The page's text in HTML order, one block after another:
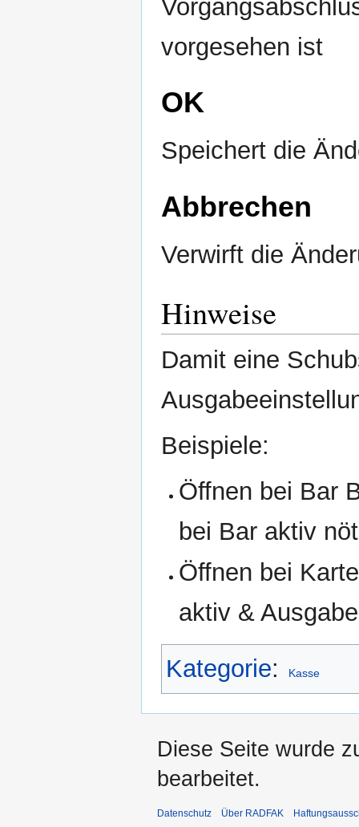
vorgesehen ist
OK
Speichert die
Abbrechen
Verwirft die
Hinweise
Damit eine
Beispiele:
Öffnen bei Bar
bei Bar aktiv
Öffnen bei
aktiv &
Kategorie: Kasse
Diese Seite wurde
bearbeitet.
Datenschutz Über RADFAK